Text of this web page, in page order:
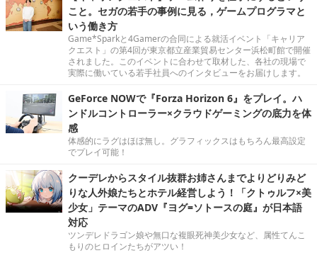
こと。セガの若手の事例に見る，ゲームプログラマと
いう働き方
Game*Sparkと4Gamerの合同による就活イベント「キャリア
クエスト」の第4回が東京都立産業貿易センター浜松町館で開催
されました。このイベントに合わせて取材した、各社の現場で
実際に働いている若手社員へのインタビューをお届けします。
GeForce NOWで『Forza Horizon 6』をプレイ。ハ
ンドルコントローラー×クラウドゲーミングの底力を体
感
体感的にラグはほぼ無し。グラフィックスはもちろん最高設定
でプレイ可能！
クーデレからスタイル抜群お姉さんまでよりどりみど
りな人外娘たちとホテル経営しよう！「クトゥルフ×美
少女」テーマのADV『ヨグ=ソトースの庭』が日本語
対応
ツンデレドラゴン娘や無口な複眼死神美少女など、属性てんこ
もりのヒロインたちがアツい！